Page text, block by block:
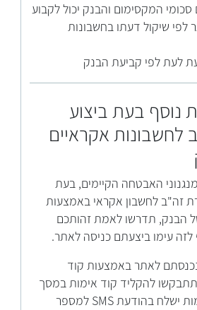
המקסימום והבנק יכול לקבוע
לפי שיקול דעתו בחשבונות
לעת לפי קביעת הבנק
נוסף בעת ביצוע
אקראיים
האבטחה הקיימים, בעת
זה"ב לחשבון אקראי באמצעות
הבנק, תדרשו לאמת זהותכם
לזה עימו ביצעתם כניסה לאתר.
לאתר באמצעות קוד
להקליד קוד אימות במסך
הפעולה. קוד האימות ישלח בהודעת SMS למספר